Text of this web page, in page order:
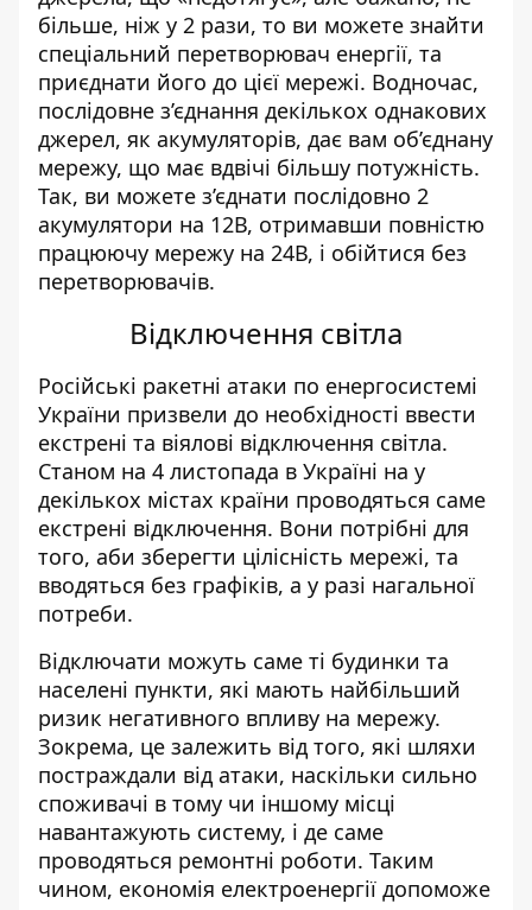
більше, ніж у 2 рази, то ви можете знайти
спеціальний перетворювач енергії, та
приєднати його до цієї мережі. Водночас,
послідовне з’єднання декількох однакових
джерел, як акумуляторів, дає вам об’єднану
мережу, що має вдвічі більшу потужність.
Так, ви можете з’єднати послідовно 2
акумулятори на 12В, отримавши повністю
працюючу мережу на 24В, і обійтися без
перетворювачів.
Відключення світла
Російські ракетні атаки по енергосистемі
України призвели до необхідності ввести
екстрені та віялові відключення світла.
Станом на 4 листопада в Україні на у
декількох містах країни проводяться саме
екстрені відключення. Вони потрібні для
того, аби зберегти цілісність мережі, та
вводяться без графіків, а у разі нагальної
потреби.
Відключати можуть саме ті будинки та
населені пункти, які мають найбільший
ризик негативного впливу на мережу.
Зокрема, це залежить від того, які шляхи
постраждали від атаки, наскільки сильно
споживачі в тому чи іншому місці
навантажують систему, і де саме
проводяться ремонтні роботи. Таким
чином, економія електроенергії допоможе